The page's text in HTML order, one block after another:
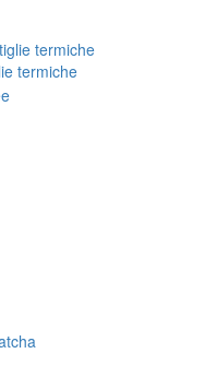
termiche